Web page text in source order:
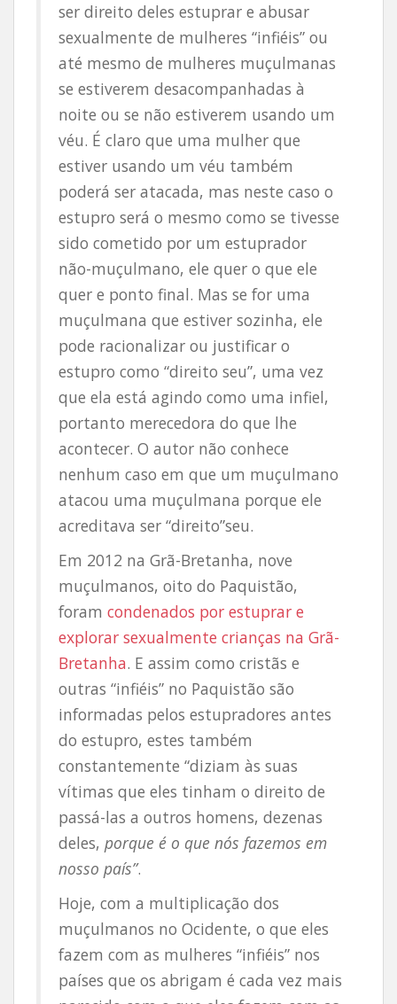
ser direito deles estuprar e abusar
sexualmente de mulheres “infiéis” ou
até mesmo de mulheres muçulmanas
se estiverem desacompanhadas à
noite ou se não estiverem usando um
véu. É claro que uma mulher que
estiver usando um véu também
poderá ser atacada, mas neste caso o
estupro será o mesmo como se tivesse
sido cometido por um estuprador
não-muçulmano, ele quer o que ele
quer e ponto final. Mas se for uma
muçulmana que estiver sozinha, ele
pode racionalizar ou justificar o
estupro como “direito seu”, uma vez
que ela está agindo como uma infiel,
portanto merecedora do que lhe
acontecer. O autor não conhece
nenhum caso em que um muçulmano
atacou uma muçulmana porque ele
acreditava ser “direito”seu.
Em 2012 na Grã-Bretanha, nove
muçulmanos, oito do Paquistão,
foram condenados por estuprar e
explorar sexualmente crianças na Grã-
Bretanha. E assim como cristãs e
outras “infiéis” no Paquistão são
informadas pelos estupradores antes
do estupro, estes também
constantemente “diziam às suas
vítimas que eles tinham o direito de
passá-las a outros homens, dezenas
deles, porque é o que nós fazemos em
nosso país”.
Hoje, com a multiplicação dos
muçulmanos no Ocidente, o que eles
fazem com as mulheres “infiéis” nos
países que os abrigam é cada vez mais